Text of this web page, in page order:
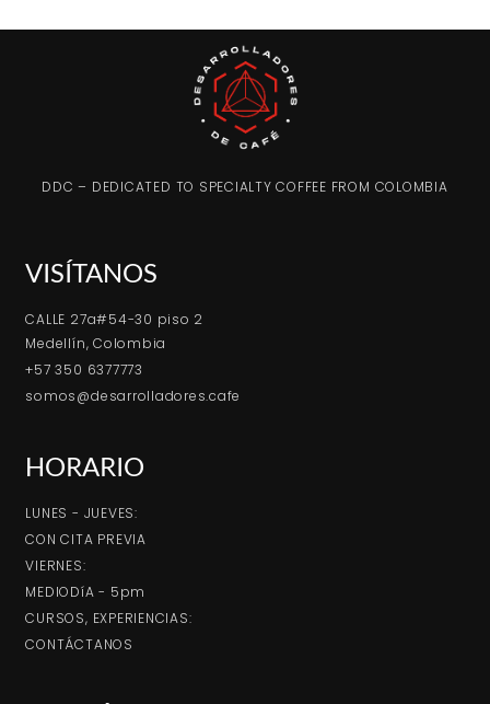
DDC – DEDICATED TO SPECIALTY COFFEE FROM COLOMBIA
VISÍTANOS
CALLE 27a#54-30 piso 2
Medellín, Colombia
+57 350 6377773
somos@desarrolladores.cafe
HORARIO
LUNES - JUEVES:
CON CITA PREVIA
VIERNES:
MEDIODíA - 5pm
CURSOS, EXPERIENCIAS:
CONTÁCTANOS